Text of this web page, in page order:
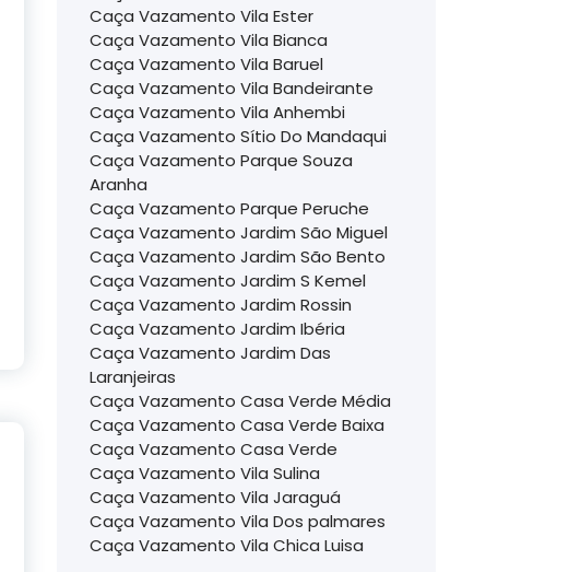
Caça Vazamento Vila Ester
Caça Vazamento Vila Bianca
Caça Vazamento Vila Baruel
Caça Vazamento Vila Bandeirante
Caça Vazamento Vila Anhembi
Caça Vazamento Sítio Do Mandaqui
Caça Vazamento Parque Souza
Aranha
Caça Vazamento Parque Peruche
Caça Vazamento Jardim São Miguel
Caça Vazamento Jardim São Bento
Caça Vazamento Jardim S Kemel
Caça Vazamento Jardim Rossin
Caça Vazamento Jardim Ibéria
Caça Vazamento Jardim Das
Laranjeiras
Caça Vazamento Casa Verde Média
Caça Vazamento Casa Verde Baixa
Caça Vazamento Casa Verde
Caça Vazamento Vila Sulina
Caça Vazamento Vila Jaraguá
Caça Vazamento Vila Dos palmares
Caça Vazamento Vila Chica Luisa